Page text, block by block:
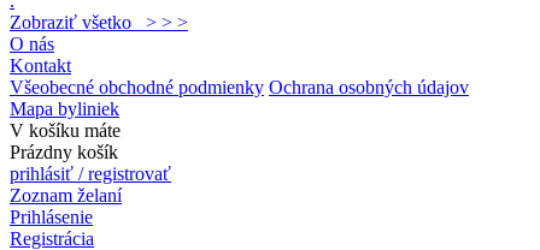
Zobraziť všetko > > >
O nás
Kontakt
Všeobecné obchodné podmienky Ochrana osobných údajov
Mapa byliniek
V košíku máte
Prázdny košík
prihlásiť / registrovať
Zoznam želaní
Prihlásenie
Registrácia